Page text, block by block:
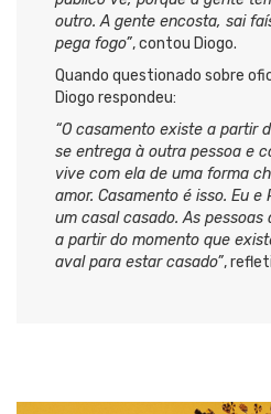
outro. A gente encosta, sai
pega fogo”, contou Diogo.
Quando questionado sobre
Diogo respondeu:
“O casamento existe a partir
se entrega à outra pessoa e
vive com ela de uma forma
amor. Casamento é isso. Eu
um casal casado. As
a partir do momento que
aval para estar casado”,